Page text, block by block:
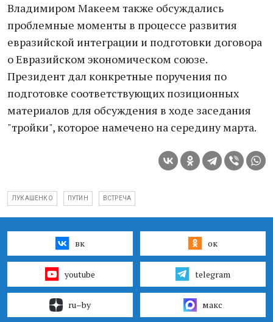
Владимиром Макеем также обсуждались
проблемные моменты в процессе развития
евразийской интеграции и подготовки договора
о Евразийском экономическом союзе.
Президент дал конкретные поручения по
подготовке соответствующих позиционных
материалов для обсуждения в ходе заседания
"тройки", которое намечено на середину марта.
ЛУКАШЕНКО ПУТИН ВСТРЕЧА
вк ок
youtube telegram
ru–by макс